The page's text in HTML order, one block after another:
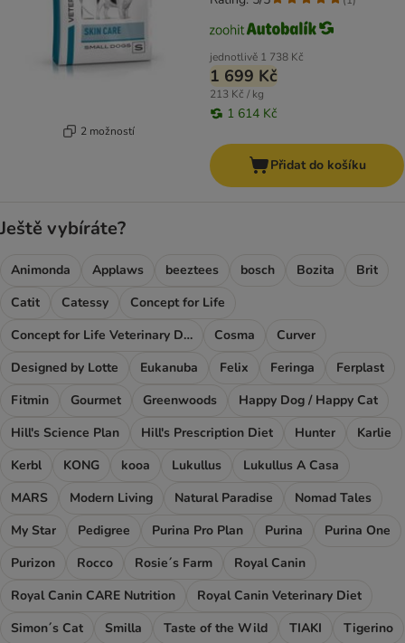
2 možností
jednotlivě 1 738 Kč
1 699 Kč
213 Kč / kg
1 614 Kč
Přidat do košíku
Ještě vybíráte?
Animonda Applaws beeztees bosch Bozita
Brit
Catit
Catessy
Concept for Life
Concept for Life Veterinary Diet
Cosma
Curver
Designed by Lotte
Eukanuba Felix Feringa
Ferplast
Fitmin
Gourmet Greenwoods
Happy Dog / Happy Cat
Hill's Science Plan
Hill's Prescription Diet Hunter
Karlie
Kerbl
KONG kooa Lukullus
Lukullus A Casa
MARS
Modern Living Natural Paradise
Nomad Tales
My Star
Pedigree Purina Pro Plan Purina
Purina One
Purizon
Rocco Rosie´s Farm
Royal Canin
Royal Canin CARE Nutrition
Royal Canin Veterinary Diet
Simon´s Cat
Smilla Taste of the Wild TIAKI
Tigerino